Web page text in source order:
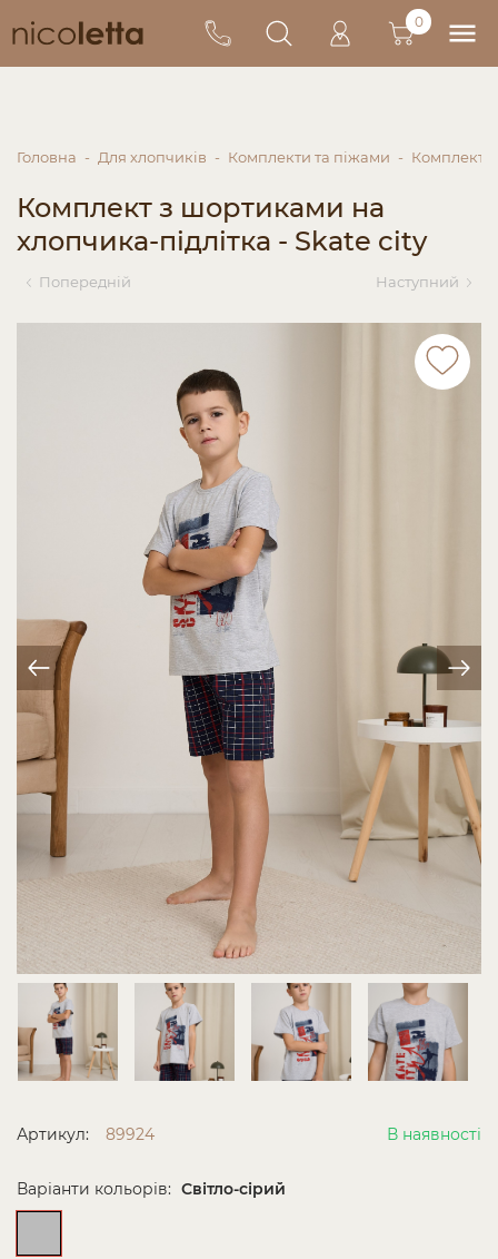
0
Головна Для хлопчиків Комплекти та піжами
Комплект з шортиками на
хлопчика-підлітка - Skate city
Попередній Наступний
Артикул: 89924 В наявності
Варіанти кольорів: Світло-сірий